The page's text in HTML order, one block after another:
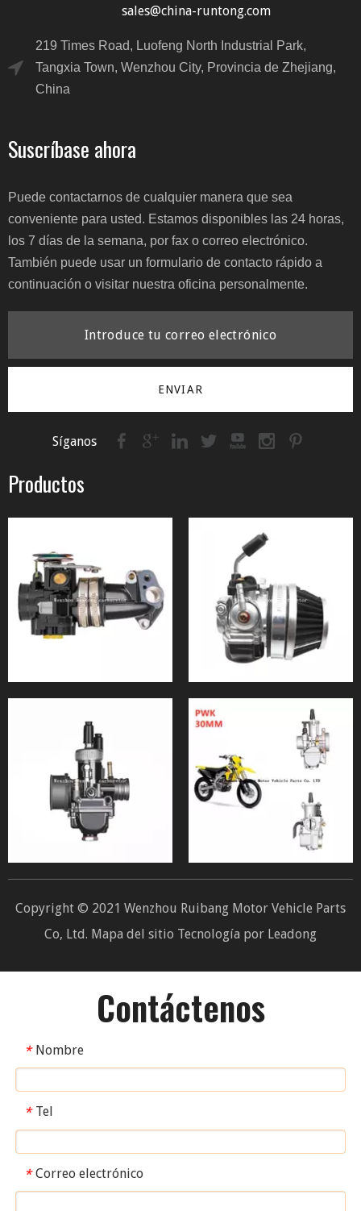
sales@china-runtong.com
219 Times Road, Luofeng North Industrial Park,
Tangxia Town, Wenzhou City, Provincia de Zhejiang,
China
Suscríbase ahora
Puede contactarnos de cualquier manera que sea
conveniente para usted. Estamos disponibles las 24 horas,
los 7 días de la semana, por fax o correo electrónico.
También puede usar un formulario de contacto rápido a
continuación o visitar nuestra oficina personalmente.
ENVIAR
Síganos
Productos
Copyright © 2021 Wenzhou Ruibang Motor Vehicle Parts
Co, Ltd. Mapa del sitio Tecnología por Leadong
Contáctenos
* Nombre
* Tel
* Correo electrónico